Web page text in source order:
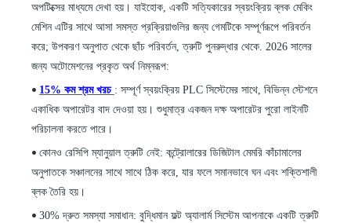
অপটিক্সের মাধ্যমে দেখা হয়। যাইহোক, একটি সত্যিকারের স্বয়ংক্রিয় ব্লক মেকিং
মেশিন এটির সাথে আসা সমস্ত প্রক্রিয়াগুলির জন্য গেমটিকে সম্পূর্ণরূপে পরিবর্তন
করে; উপকরণ অনুপাত থেকে ছাঁচ পরিবর্তন, ত্রুটি পুনরুদ্ধার থেকে. 2026 সালের
জন্য অটোমেশনের প্রকৃত অর্থ নিম্নরূপ:
• 15% কম শ্রম খরচ : সম্পূর্ণ স্বয়ংক্রিয় PLC সিস্টেমের সাথে, বিভিন্ন স্টেশনে
একাধিক অপারেটর বাদ দেওয়া হয়। শুধুমাত্র একজন দক্ষ অপারেটর পুরো লাইনটি
পরিচালনা করতে পারে।
• কোনও রেসিপি ম্যানুয়াল ত্রুটি নেই: কন্ট্রোলারের ডিজিটাল মেমরি কাঁচামালের
অনুপাতকে সঞ্চালনের সাথে সাথে ঠিক করে, যার ফলে সমানভাবে ঘন এবং শক্তিশালী
ব্লক তৈরি হয়।
• 30% দ্রুত সমস্যা সমাধান: বুদ্ধিমান ফল্ট অ্যালার্ম সিস্টেম আপনাকে একটি ত্রুটি